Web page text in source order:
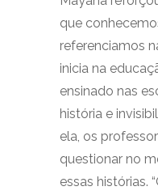
que
referenciamos
inicia na
ensinado nas
história e
ela, os
questionar no
essas histórias.